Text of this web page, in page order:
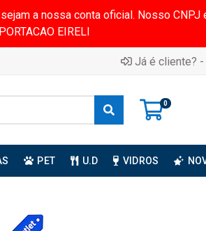
a nossa conta oficial. Nosso
EIRELI
Já é cliente? -
0
PET U.D VIDROS